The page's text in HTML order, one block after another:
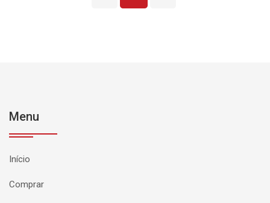
Menu
Início
Comprar